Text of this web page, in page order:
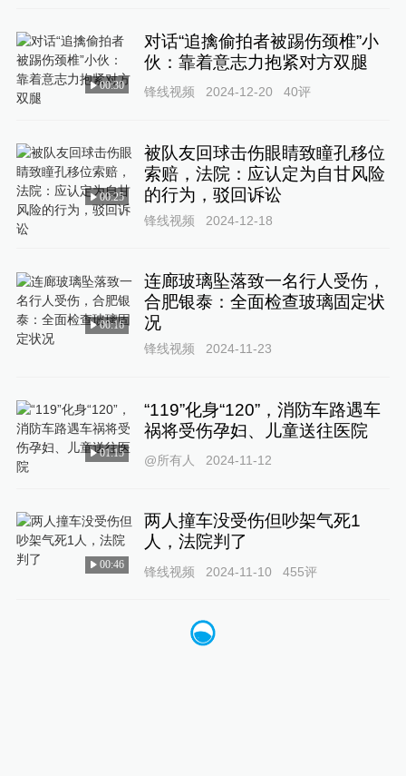
00:30
对话“追擒偷拍者被踢伤颈椎”小
伙：靠着意志力抱紧对方双腿
锋线视频 2024-12-20 40评
00:25
被队友回球击伤眼睛致瞳孔移位
索赔，法院：应认定为自甘风险
的行为，驳回诉讼
锋线视频 2024-12-18
00:16
连廊玻璃坠落致一名行人受伤，
合肥银泰：全面检查玻璃固定状
况
锋线视频 2024-11-23
01:15
“119”化身“120”，消防车路遇车
祸将受伤孕妇、儿童送往医院
@所有人 2024-11-12
00:46
两人撞车没受伤但吵架气死1
人，法院判了
锋线视频 2024-11-10 455评